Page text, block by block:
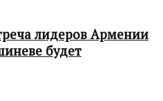
лидеров Армении
будет